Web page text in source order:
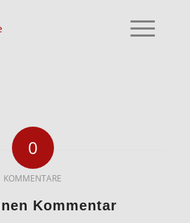
0
KOMMENTARE
Kommentar